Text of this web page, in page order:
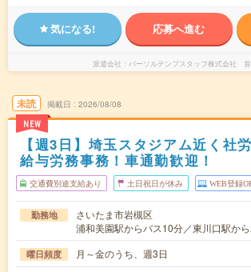
気になる! 応募へ進む
派遣会社 パーソルテンプスタッフ株式会社
未読
NEW
掲載日 2026/08/08
【週3日】埼玉スタジアム近く社
給与労務事務！車通勤歓迎！
交通費別途支給あり 土日祝日が休み WEB登録
勤務地
さいたま市岩槻区
浦和美園駅からバス10分／東川口駅か
曜日頻度 月～金のうち、週3日